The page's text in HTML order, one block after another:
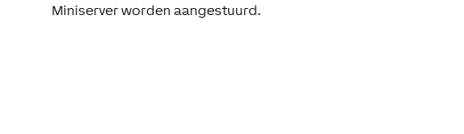
Miniserver worden aangestuurd.